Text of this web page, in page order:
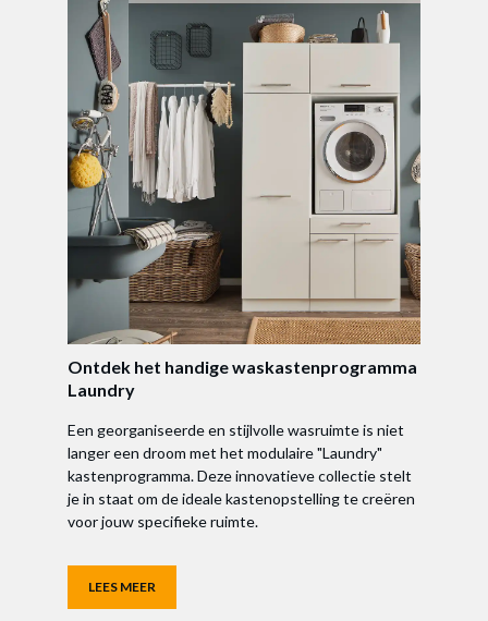
Ontdek het handige waskastenprogramma
Laundry
Een georganiseerde en stijlvolle wasruimte is niet
langer een droom met het modulaire "Laundry"
kastenprogramma. Deze innovatieve collectie stelt
je in staat om de ideale kastenopstelling te creëren
voor jouw specifieke ruimte.
LEES MEER